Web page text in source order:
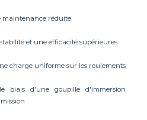
réduite
et une efficacité supérieures
charge uniforme sur les roulements
biais d'une goupille d'immersion